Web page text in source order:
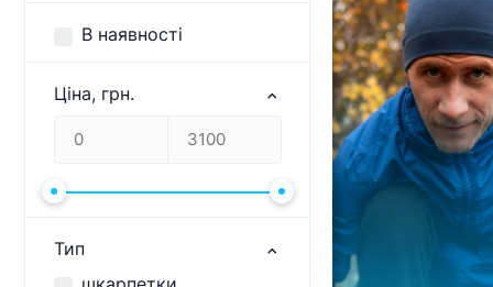
В наявності
Ціна, грн.
Тип